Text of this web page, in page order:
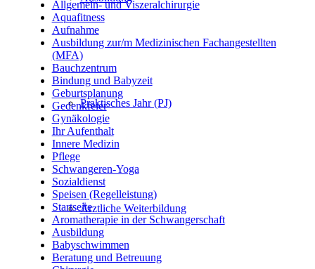
Praktisches Jahr (PJ)
Ärztliche Weiterbildung
Allgemein- und Viszeralchirurgie
Aquafitness
Aufnahme
Ausbildung zur/m Medizinischen Fachangestellten
(MFA)
Bauchzentrum
Bindung und Babyzeit
Geburtsplanung
Gedenkfeier
Gynäkologie
Ihr Aufenthalt
Innere Medizin
Pflege
Schwangeren-Yoga
Sozialdienst
Speisen (Regelleistung)
Startseite
Aromatherapie in der Schwangerschaft
Ausbildung
Babyschwimmen
Beratung und Betreuung